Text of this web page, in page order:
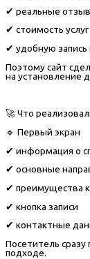
✔ реальные
✔ стоимость услуг
✔ удобную запись
Поэтому сайт
на установление
🚀 Что
🔹 Первый экран
✔ информация о
✔ основные
✔ преимущества
✔ кнопка записи
✔ контактные
Посетитель сразу
подходе.